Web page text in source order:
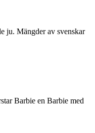
ju. Mängder av svenskar
Barbie en Barbie med